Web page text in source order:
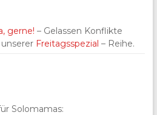
gerne! – Gelassen Konflikte
Freitagsspezial – Reihe.
Solomamas: